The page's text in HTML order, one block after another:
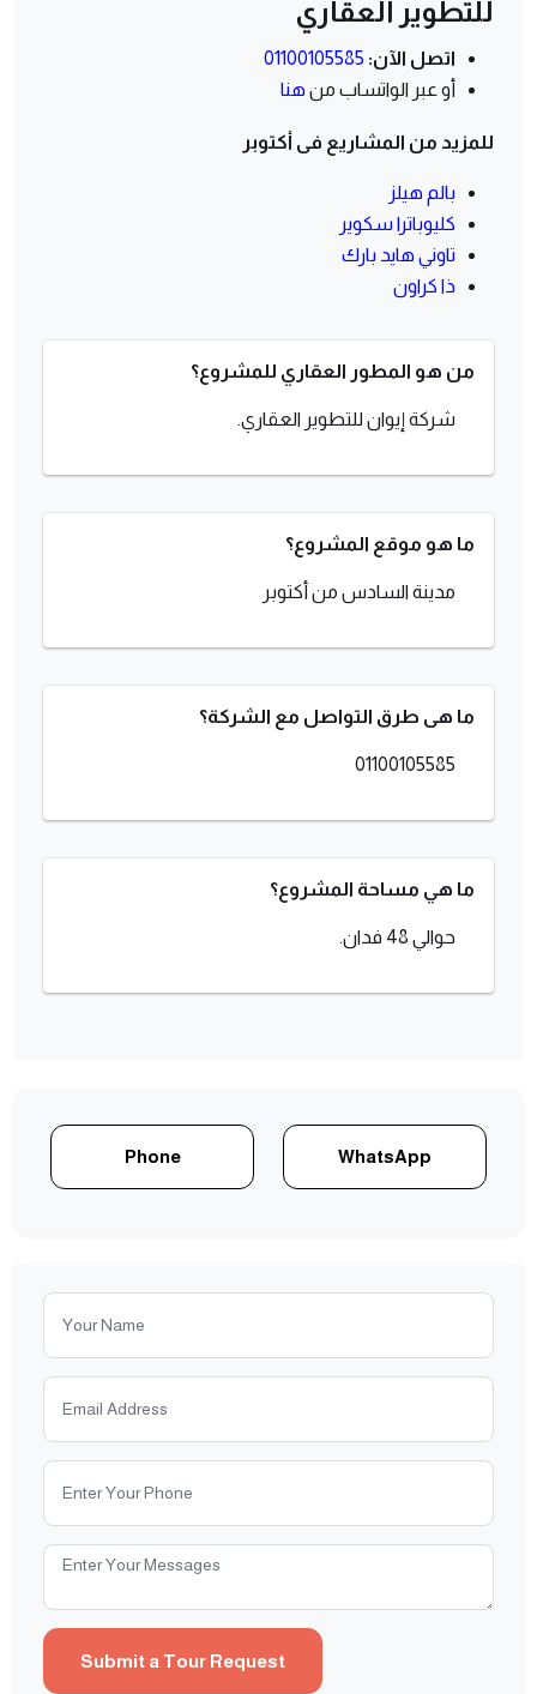
للتطوير العقاري
اتصل الآن: 01100105585
أو عبر الواتساب من هنا
للمزيد من المشاريع فى أكتوبر
بالم هيلز
كليوباترا سكوير
تاوني هايد بارك
ذا كراون
من هو المطور العقاري للمشروع؟
شركة إيوان للتطوير العقاري.
ما هو موقع المشروع؟
مدينة السادس من أكتوبر
ما هى طرق التواصل مع الشركة؟
01100105585
ما هي مساحة المشروع؟
حوالي 48 فدان.
WhatsApp
Phone